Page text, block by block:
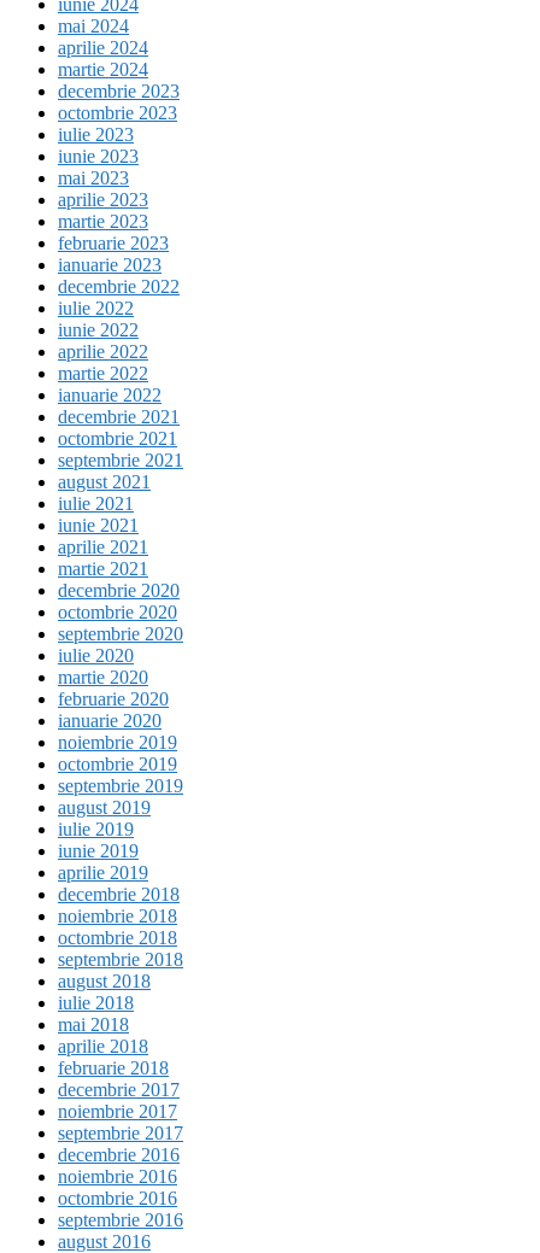
mai 2024
aprilie 2024
martie 2024
decembrie 2023
octombrie 2023
iulie 2023
iunie 2023
mai 2023
aprilie 2023
martie 2023
februarie 2023
ianuarie 2023
decembrie 2022
iulie 2022
iunie 2022
aprilie 2022
martie 2022
ianuarie 2022
decembrie 2021
octombrie 2021
septembrie 2021
august 2021
iulie 2021
iunie 2021
aprilie 2021
martie 2021
decembrie 2020
octombrie 2020
septembrie 2020
iulie 2020
martie 2020
februarie 2020
ianuarie 2020
noiembrie 2019
octombrie 2019
septembrie 2019
august 2019
iulie 2019
iunie 2019
aprilie 2019
decembrie 2018
noiembrie 2018
octombrie 2018
septembrie 2018
august 2018
iulie 2018
mai 2018
aprilie 2018
februarie 2018
decembrie 2017
noiembrie 2017
septembrie 2017
decembrie 2016
noiembrie 2016
octombrie 2016
septembrie 2016
august 2016